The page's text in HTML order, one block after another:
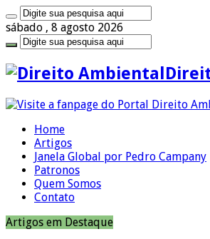
sábado , 8 agosto 2026
Home
Artigos
Janela Global por Pedro Campany
Patronos
Quem Somos
Contato
Artigos em Destaque